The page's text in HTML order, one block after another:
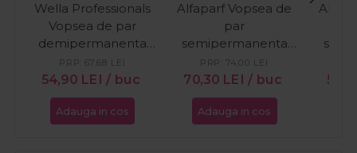
Wella Professionals
Vopsea de par
demipermanenta
55/07 castaniu
deschis intens
natural castaniu
Color Touch Plus
54,90 LEI / buc
PRP:67,68 LEI
Adauga in cos
Alfaparf Vopsea de
par
semipermanenta
fara amoniac Color
Wear nr. 10 Crystal
Rose 60ml
70,30 LEI / buc
PRP: 74,00 LEI
Adauga in cos